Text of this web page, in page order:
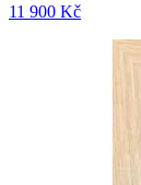
11 900 Kč